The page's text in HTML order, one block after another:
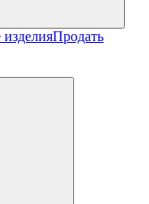
Продать